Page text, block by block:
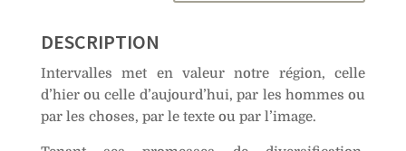
t
i
v
DESCRIPTION
Intervalles met en valeur notre région, celle
d’hier ou celle d’aujourd’hui, par les hommes ou
par les choses, par le texte ou par l’image.